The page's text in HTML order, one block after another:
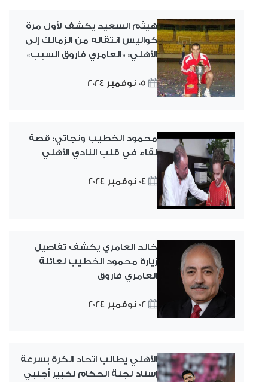
هيثم السعيد يكشف لأول مرة
كواليس انتقاله من الزمالك إلى
الأهلي: «العامري فاروق السبب»
05 نوفمبر 2024
محمود الخطيب ونجاتي: قصة
لقاء في قلب النادي الأهلي
04 نوفمبر 2024
خالد العامري يكشف تفاصيل
زيارة محمود الخطيب لعائلة
العامري فاروق
02 نوفمبر 2024
الأهلي يطالب اتحاد الكرة بسرعة
إسناد لجنة الحكام لخبير أجنبي